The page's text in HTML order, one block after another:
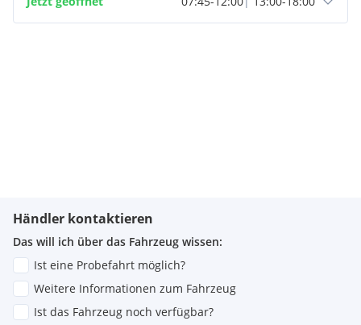
Händler kontaktieren
Das will ich über das Fahrzeug wissen:
Ist eine Probefahrt möglich?
Weitere Informationen zum Fahrzeug
Ist das Fahrzeug noch verfügbar?